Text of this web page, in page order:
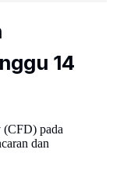
14
(CFD) pada
dan